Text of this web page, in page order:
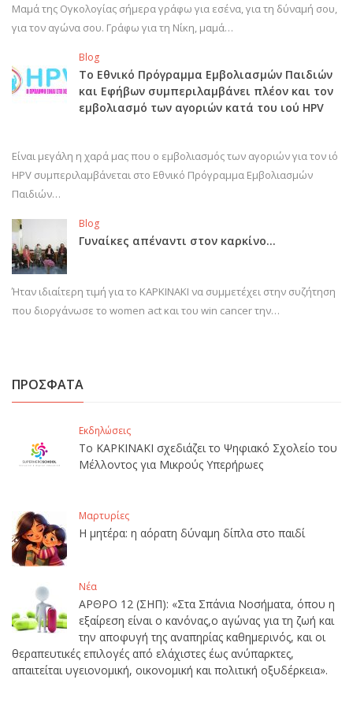
Μαμά της Ογκολογίας σήμερα γράφω για εσένα, για τη δύναμή σου,
για τον αγώνα σου. Γράφω για τη Νίκη, μαμά…
Blog
Το Εθνικό Πρόγραμμα Εμβολιασμών Παιδιών
και Εφήβων συμπεριλαμβάνει πλέον και τον
εμβολιασμό των αγοριών κατά του ιού HPV
Είναι μεγάλη η χαρά μας που ο εμβολιασμός των αγοριών για τον ιό
HPV συμπεριλαμβάνεται στο Εθνικό Πρόγραμμα Εμβολιασμών
Παιδιών…
Blog
Γυναίκες απέναντι στον καρκίνο…
Ήταν ιδιαίτερη τιμή για το ΚΑΡΚΙΝΑΚΙ να συμμετέχει στην συζήτηση
που διοργάνωσε το women act και του win cancer την…
ΠΡΟΣΦΑΤΑ
Εκδηλώσεις
Το ΚΑΡΚΙΝΑΚΙ σχεδιάζει το Ψηφιακό Σχολείο του
Μέλλοντος για Μικρούς Υπερήρωες
Μαρτυρίες
Η μητέρα: η αόρατη δύναμη δίπλα στο παιδί
Νέα
ΑΡΘΡΟ 12 (ΣΗΠ): «Στα Σπάνια Νοσήματα, όπου η
εξαίρεση είναι ο κανόνας,ο αγώνας για τη ζωή και
την αποφυγή της αναπηρίας καθημερινός, και οι
θεραπευτικές επιλογές από ελάχιστες έως ανύπαρκτες,
απαιτείται υγειονομική, οικονομική και πολιτική οξυδέρκεια».